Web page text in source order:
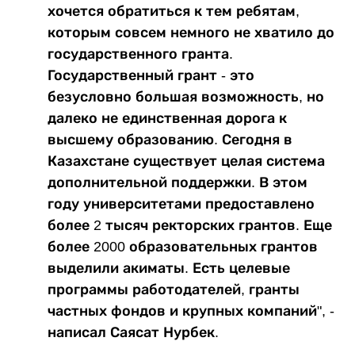
хочется обратиться к тем ребятам,
которым совсем немного не хватило до
государственного гранта.
Государственный грант - это
безусловно большая возможность, но
далеко не единственная дорога к
высшему образованию. Сегодня в
Казахстане существует целая система
дополнительной поддержки. В этом
году университетами предоставлено
более 2 тысяч ректорских грантов. Еще
более 2000 образовательных грантов
выделили акиматы. Есть целевые
программы работодателей, гранты
частных фондов и крупных компаний", -
написал Саясат Нурбек.